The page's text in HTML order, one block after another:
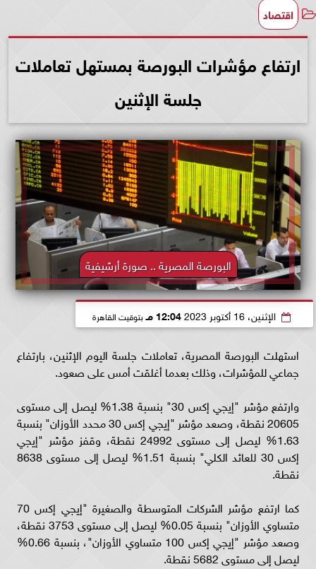
اقتصاد
ارتفاع مؤشرات البورصة بمستهل تعاملات
جلسة الإثنين
البورصة المصرية .. صورة أرشيفية
الإثنين، 16 أكتوبر 2023 12:04 مـ بتوقيت القاهرة
استهلت البورصة المصرية، تعاملات جلسة اليوم الإثنين، بارتفاع
جماعي للمؤشرات، وذلك بعدما أغلقت أمس على صعود.
وارتفع مؤشر "إيجي إكس 30" بنسبة 1.38% ليصل إلى مستوى
20605 نقطة، وصعد مؤشر "إيجي إكس 30 محدد الأوزان" بنسبة
1.63% ليصل إلى مستوى 24992 نقطة، وقفز مؤشر "إيجي
إكس 30 للعائد الكلي" بنسبة 1.51% ليصل إلى مستوى 8638
نقطة.
كما ارتفع مؤشر الشركات المتوسطة والصغيرة "إيجي إكس 70
متساوي الأوزان" بنسبة 0.05% ليصل إلى مستوى 3753 نقطة،
وصعد مؤشر "إيجي إكس 100 متساوي الأوزان"، بنسبة 0.66%
ليصل إلى مستوى 5682 نقطة.